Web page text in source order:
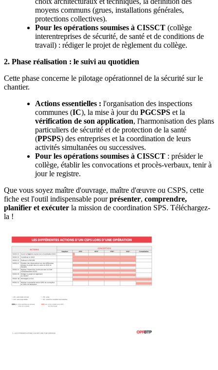
moyens communs (grues, installations générales,
protections collectives).
Pour les opérations soumises à CISSCT (collège
interentreprises de sécurité, de santé et de conditions de
travail) : rédiger le projet de règlement du collège.
2. Phase réalisation : le suivi au quotidien
Cette phase concerne le pilotage opérationnel de la sécurité sur le
chantier.
Actions essentielles : l'organisation des inspections
communes (IC), la mise à jour du PGCSPS et la
vérification de son application, l'harmonisation des plans
particuliers de sécurité et de protection de la santé
(PPSPS) des entreprises et la coordination de leurs
activités simultanées ou successives.
Pour les opérations soumises à CISSCT : présider le
collège, établir les convocations et procès-verbaux, tenir à
jour le registre.
Que vous soyez maître d'ouvrage, maître d'œuvre ou CSPS, cette
fiche est l'outil indispensable pourprésenter, comprendre,
planifier et exécuter la mission de coordination SPS. Téléchargez-
la !